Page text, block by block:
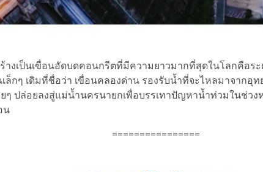
งเป็นเขื่อนอัดบดคอนกรีตที่มีความยาวมากที่สุดในโลกคือระย
ล็กๆ เดิมที่ชื่อว่า เขื่อนคลองด่าน รองรับน้ำที่จะไหลมาจากอุ
ๆ ปล่อยลงสู่แม่น้ำนครนายกเพื่อบรรเทาปัญหาน้ำท่วมในช่วง
น
================